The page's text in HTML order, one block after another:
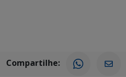
Compartilhe: